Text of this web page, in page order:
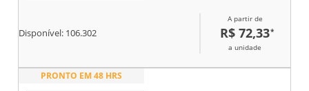
Disponível: 106.302
A partir de
R$ 72,33*
a unidade
PRONTO EM 48 HRS